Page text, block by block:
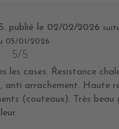
publié le 02/02/2026
05/01/2026
5/5
les cases. Ŕesistance
anti arrachement. Haute
(couteaux). Très beau